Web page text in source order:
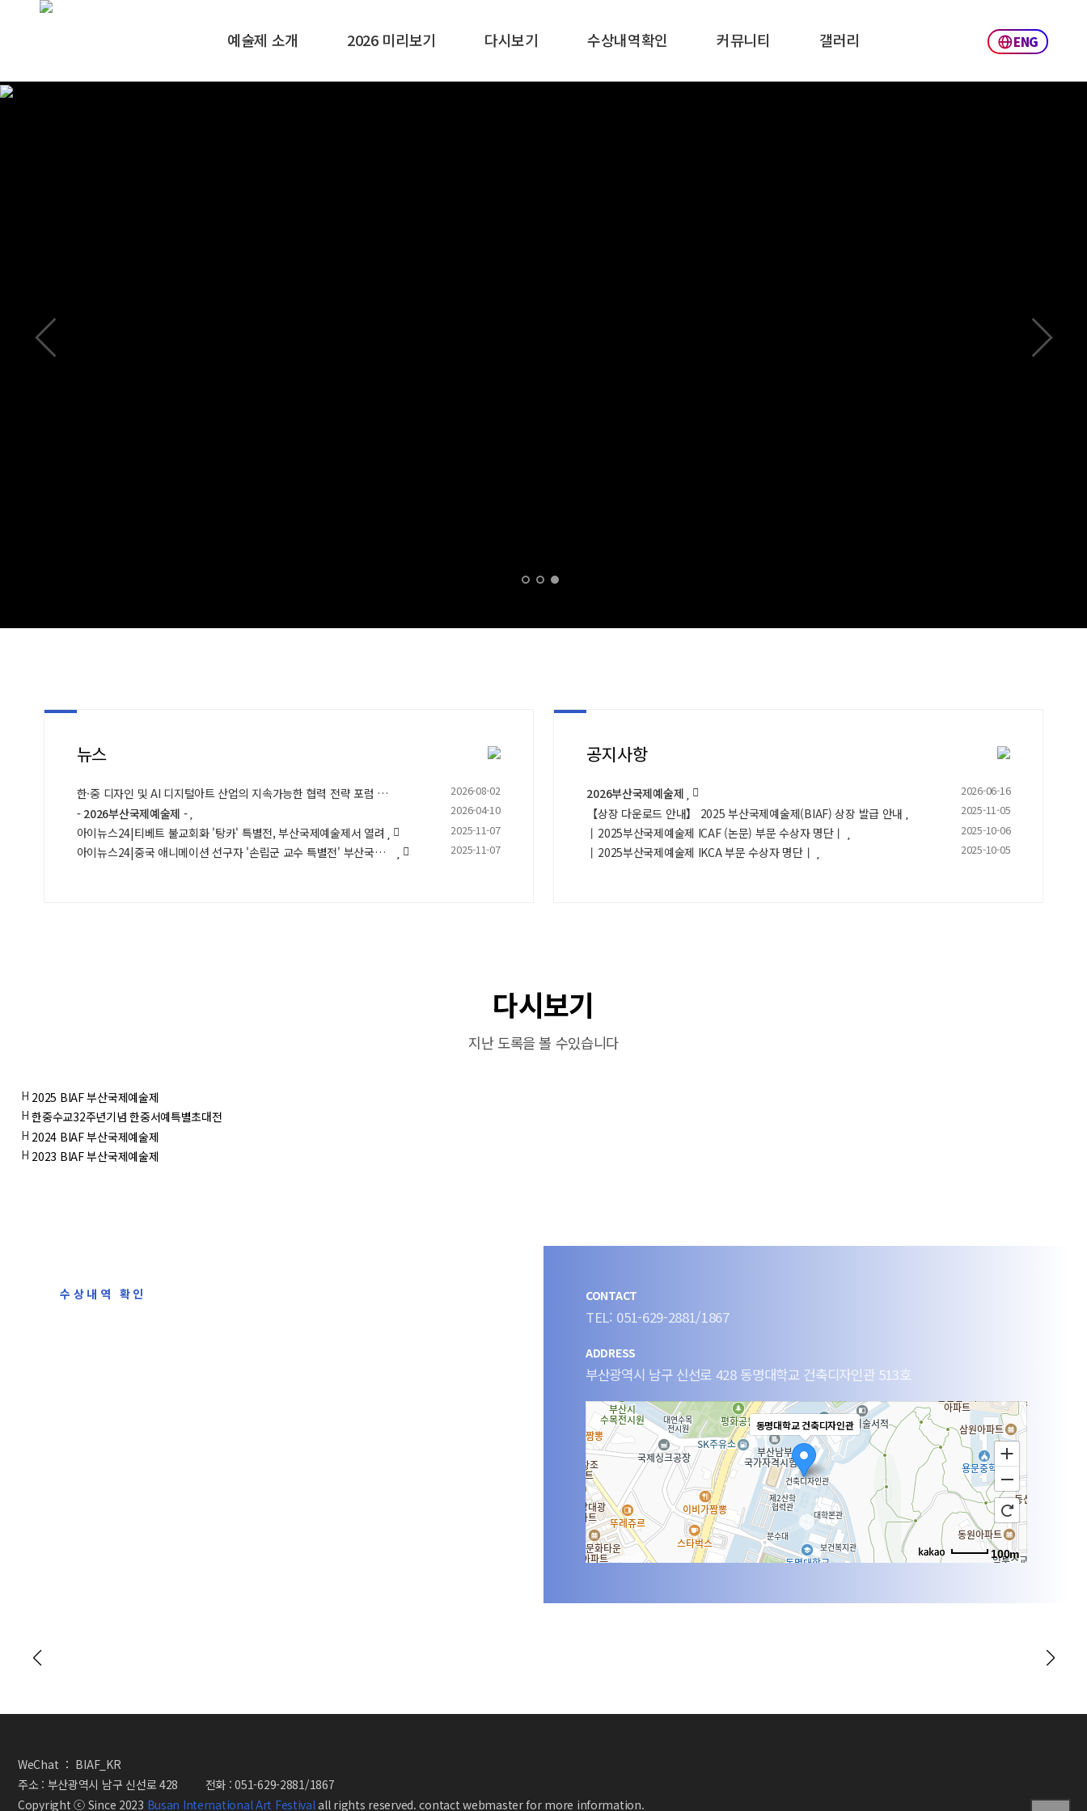
예술제 소개 2026 미리보기 다시보기 수상내역확인 커뮤니티 갤러리 ENG
뉴스
한·중 디자인 및 AI 디지털아트 산업의 지속가능한 협력 전략 포럼 성공 개최 - 202… 2026-08-02
- 2026부산국제예술제 - 2026-04-10
아이뉴스24|티베트 불교회화 '탕카' 특별전, 부산국제예술제서 열려 2025-11-07
아이뉴스24|중국 애니메이션 선구자 '손립군 교수 특별전' 부산국제예술제서 열려 2025-11-07
공지사항
2026부산국제예술제 2026-06-16
【상장 다운로드 안내】 2025 부산국제예술제(BIAF) 상장 발급 안내 2025-11-05
丨2025부산국제예술제 ICAF (논문) 부문 수상자 명단丨 2025-10-06
丨2025부산국제예술제 IKCA 부문 수상자 명단丨 2025-10-05
다시보기
지난 도록을 볼 수있습니다
H 2025 BIAF 부산국제예술제
H 한중수교32주년기념 한중서예특별초대전
H 2024 BIAF 부산국제예술제
H 2023 BIAF 부산국제예술제
수상내역 확인 CONTACT
TEL: 051-629-2881/1867
ADDRESS
부산광역시 남구 신선로 428 동명대학교 건축디자인관 513호
동명대학교 건축디자인관
100m
WeChat ： BIAF_KR
주소 : 부산광역시 남구 신선로 428 전화 : 051-629-2881/1867
Copyright ⓒ Since 2023 Busan International Art Festivalall rights reserved. contact webmaster for more information.